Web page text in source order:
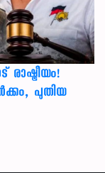
രാഷ്ട്രീയം!
പുതിയ